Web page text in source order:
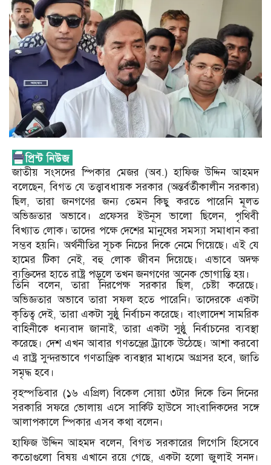
জাতীয় সংসদের স্পিকার মেজর (অব.) হাফিজ উদ্দিন আহমদ
বলেছেন, বিগত যে তত্ত্বাবধায়ক সরকার (অন্তর্বর্তীকালীন সরকার)
ছিল, তারা জনগণের জন্য তেমন কিছু করতে পারেনি মূলত
অভিজ্ঞতার অভাবে। প্রফেসর ইউনূস ভালো ছিলেন, পৃথিবী
বিখ্যাত লোক। তাদের পক্ষে দেশের মানুষের সমস্যা সমাধান করা
সম্ভব হয়নি। অর্থনীতির সূচক নিচের দিকে নেমে গিয়েছে। এই যে
হামের টিকা নেই, বহু লোক জীবন দিয়েছে। এভাবে অদক্ষ
ব্যক্তিদের হাতে রাষ্ট্র পড়লে তখন জনগণের অনেক ভোগান্তি হয়।
তিনি বলেন, তারা নিরপেক্ষ সরকার ছিল, চেষ্টা করেছে।
অভিজ্ঞতার অভাবে তারা সফল হতে পারেনি। তাদেরকে একটা
কৃতিত্ব দেই, তারা একটা সুষ্ঠু নির্বাচন করেছে। বাংলাদেশ সামরিক
বাহিনীকে ধন্যবাদ জানাই, তারা একটা সুষ্ঠু নির্বাচনের ব্যবস্থা
করেছে। দেশ এখন আবার গণতন্ত্রের ট্র্যাকে উঠেছে। আশা করবো
এ রাষ্ট্র সুন্দরভাবে গণতান্ত্রিক ব্যবস্থার মাধ্যমে অগ্রসর হবে, জাতি
সমৃদ্ধ হবে।
বৃহস্পতিবার (১৬ এপ্রিল) বিকেল সোয়া ৩টার দিকে তিন দিনের
সরকারি সফরে ভোলায় এসে সার্কিট হাউসে সাংবাদিকদের সঙ্গে
আলাপকালে স্পিকার এসব কথা বলেন।
হাফিজ উদ্দিন আহমদ বলেন, বিগত সরকারের লিগেসি হিসেবে
কতোগুলো বিষয় এখানে রয়ে গেছে, একটা হলো জুলাই সনদ।